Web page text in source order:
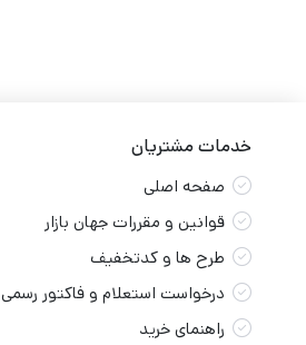
خدمات مشتریان
صفحه اصلی
قوانین و مقررات جهان بازار
طرح ها و کدتخفیف
درخواست استعلام و فاکتور رسمی
راهنمای خرید